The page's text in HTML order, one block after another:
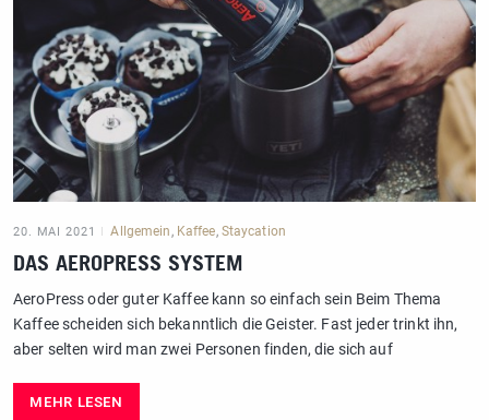
20. MAI 2021 Allgemein , Kaffee, Staycation
DAS AEROPRESS SYSTEM
AeroPress oder guter Kaffee kann so einfach sein Beim Thema
Kaffee scheiden sich bekanntlich die Geister. Fast jeder trinkt ihn,
aber selten wird man zwei Personen finden, die sich auf
MEHR LESEN